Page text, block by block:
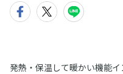
発熱・保温して暖かい機能イ